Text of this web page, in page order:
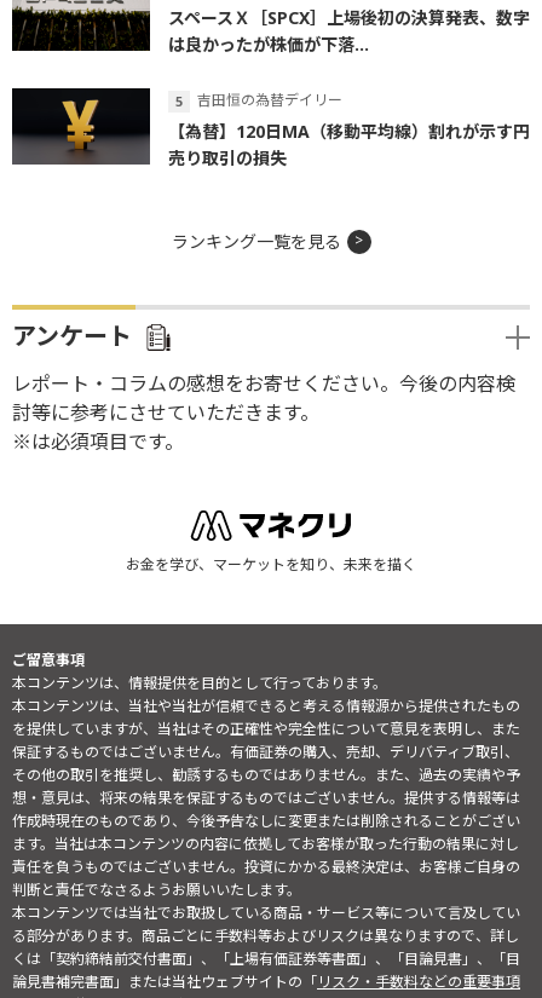
スペースＸ［SPCX］上場後初の決算発表、数字
は良かったが株価が下落...
吉田恒の為替デイリー
【為替】120日MA（移動平均線）割れが示す円
売り取引の損失
ランキング一覧を見る
アンケート
レポート・コラムの感想をお寄せください。今後の内容検
討等に参考にさせていただきます。
※は必須項目です。
お金を学び、マーケットを知り、未来を描く
ご留意事項
本コンテンツは、情報提供を目的として行っております。
本コンテンツは、当社や当社が信頼できると考える情報源から提供されたもの
を提供していますが、当社はその正確性や完全性について意見を表明し、また
保証するものではございません。有価証券の購入、売却、デリバティブ取引、
その他の取引を推奨し、勧誘するものではありません。また、過去の実績や予
想・意見は、将来の結果を保証するものではございません。提供する情報等は
作成時現在のものであり、今後予告なしに変更または削除されることがござい
ます。当社は本コンテンツの内容に依拠してお客様が取った行動の結果に対し
責任を負うものではございません。投資にかかる最終決定は、お客様ご自身の
判断と責任でなさるようお願いいたします。
本コンテンツでは当社でお取扱している商品・サービス等について言及してい
る部分があります。商品ごとに手数料等およびリスクは異なりますので、詳し
くは「契約締結前交付書面」、「上場有価証券等書面」、「目論見書」、「目
論見書補完書面」または当社ウェブサイトの「リスク・手数料などの重要事項